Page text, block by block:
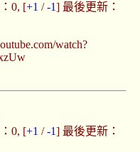
0, [+1 /-1] 最後更新：
watch?
0, [+1 /-1] 最後更新：